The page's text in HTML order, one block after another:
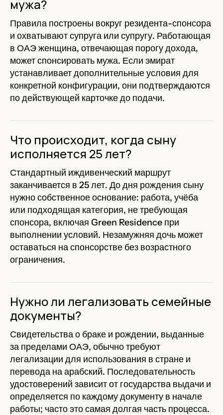
мужа?
Правила построены вокруг резидента-спонсора
и охватывают супруга или супругу. Работающая
в ОАЭ женщина, отвечающая порогу дохода,
может спонсировать мужа. Если эмират
устанавливает дополнительные условия для
конкретной конфигурации, они подтверждаются
по действующей карточке до подачи.
Что происходит, когда сыну
исполняется 25 лет?
Стандартный иждивенческий маршрут
заканчивается в 25 лет. До дня рождения сыну
нужно собственное основание: работа, учёба
или подходящая категория, не требующая
спонсора, включая Green Residence при
выполнении условий. Незамужняя дочь может
оставаться на спонсорстве без возрастного
ограничения.
Нужно ли легализовать семейные
документы?
Свидетельства о браке и рождении, выданные
за пределами ОАЭ, обычно требуют
легализации для использования в стране и
перевода на арабский. Последовательность
удостоверений зависит от государства выдачи и
определяется по каждому документу в начале
работы; часто это самая долгая часть процесса.